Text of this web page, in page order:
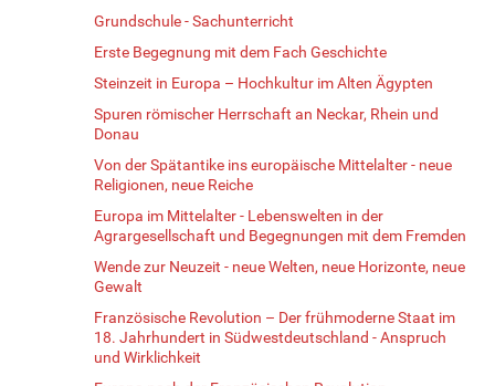
Grundschule - Sachunterricht
Erste Begegnung mit dem Fach Geschichte
Steinzeit in Europa – Hochkultur im Alten Ägypten
Spuren römischer Herrschaft an Neckar, Rhein und
Donau
Von der Spätantike ins europäische Mittelalter - neue
Religionen, neue Reiche
Europa im Mittelalter - Lebenswelten in der
Agrargesellschaft und Begegnungen mit dem Fremden
Wende zur Neuzeit - neue Welten, neue Horizonte, neue
Gewalt
Französische Revolution – Der frühmoderne Staat im
18. Jahrhundert in Südwestdeutschland - Anspruch
und Wirklichkeit